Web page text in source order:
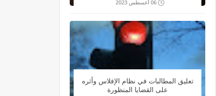
06 أغسطس 2023
تعليق المطالبات في نظام الإفلاس وأثره
على القضايا المنظورة